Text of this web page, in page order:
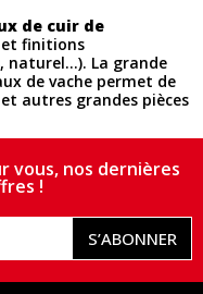
de cuir de
et finitions
naturel...). La grande
de vache permet de
autres grandes pièces
vous, nos dernières
!
S’ABONNER